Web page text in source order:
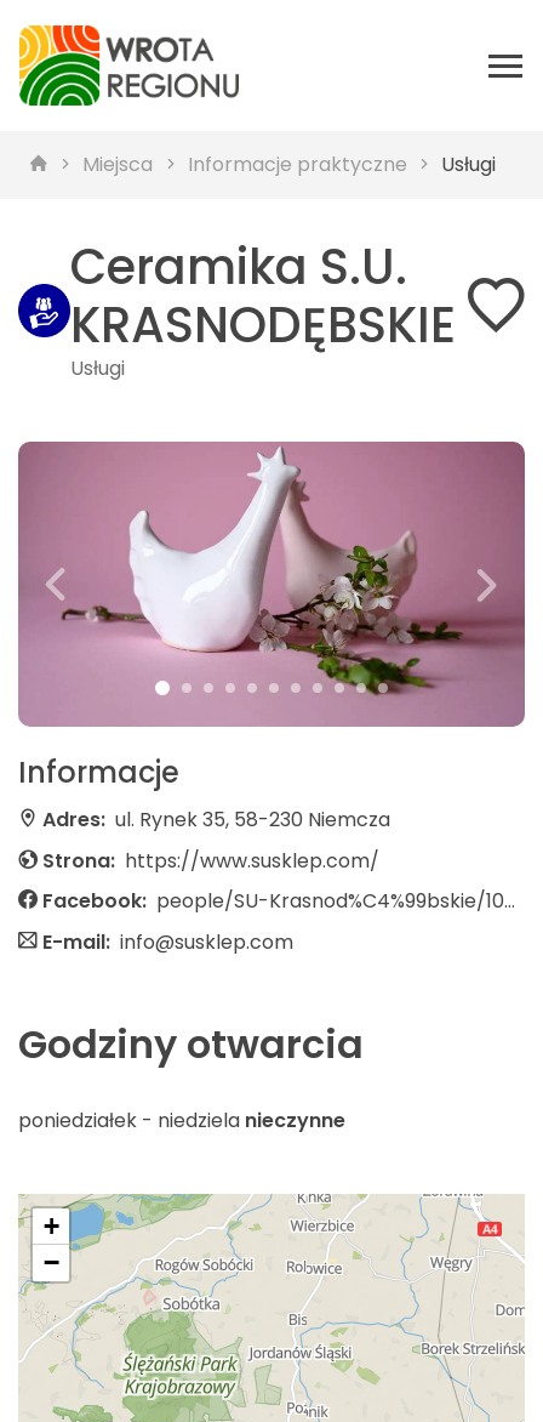
Miejsca Informacje praktyczne Usługi
Ceramika S.U.
KRASNODĘBSKIE
Usługi
Informacje
Adres: ul. Rynek 35, 58-230 Niemcza
Strona: https://www.susklep.com/
Facebook:
people/SU-Krasnod%C4%99bskie/100063807376976/?sk=about
E-mail: info@susklep.com
Godziny otwarcia
poniedziałek - niedziela nieczynne
+
−